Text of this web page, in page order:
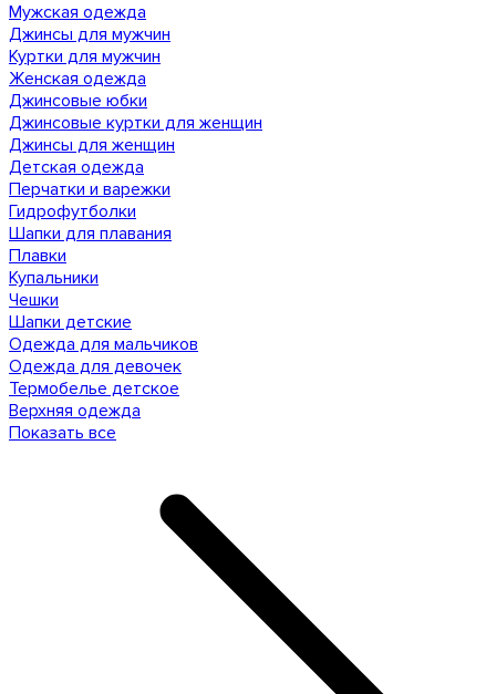
Мужская одежда
Джинсы для мужчин
Куртки для мужчин
Женская одежда
Джинсовые юбки
Джинсовые куртки для женщин
Джинсы для женщин
Детская одежда
Перчатки и варежки
Гидрофутболки
Шапки для плавания
Плавки
Купальники
Чешки
Шапки детские
Одежда для мальчиков
Одежда для девочек
Термобелье детское
Верхняя одежда
Показать все